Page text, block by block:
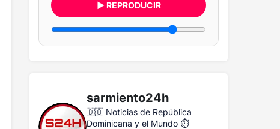
▶ REPRODUCIR
sarmiento24h
🇩🇴 Noticias de República
Dominicana y el Mundo ⏱️